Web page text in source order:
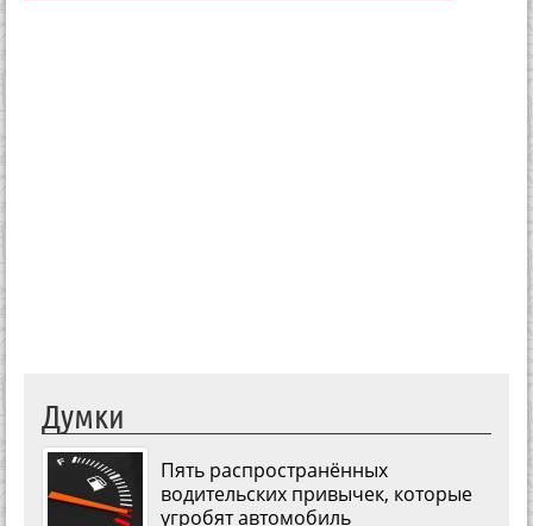
Думки
Пять распространённых
водительских привычек, которые
угробят автомобиль